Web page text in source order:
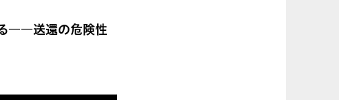
る――送還の危険性